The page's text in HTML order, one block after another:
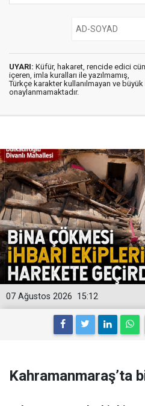
UYARI: Küfür, hakaret, rencide edici
içeren, imla kuralları ile yazılmamış,
Türkçe karakter kullanılmayan ve
onaylanmamaktadır.
15:12
07 Ağustos 2026
Kahramanmaraş’ta